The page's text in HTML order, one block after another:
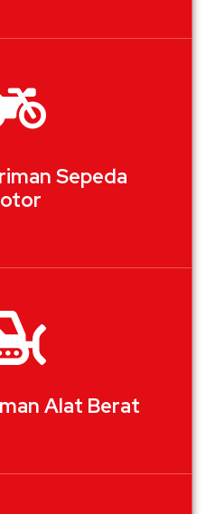
Sepeda
Alat Berat